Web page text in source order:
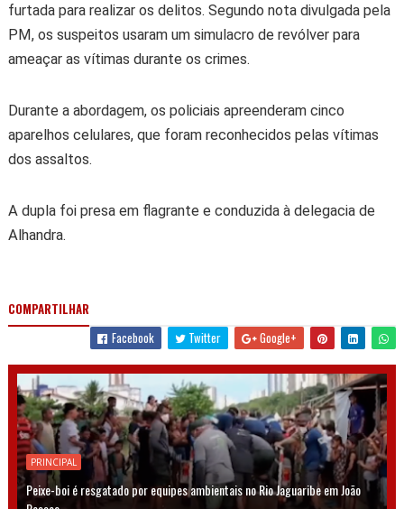
furtada para realizar os delitos. Segundo nota divulgada pela
PM, os suspeitos usaram um simulacro de revólver para
ameaçar as vítimas durante os crimes.
Durante a abordagem, os policiais apreenderam cinco
aparelhos celulares, que foram reconhecidos pelas vítimas
dos assaltos.
A dupla foi presa em flagrante e conduzida à delegacia de
Alhandra.
COMPARTILHAR
Facebook
Twitter Google+
PRINCIPAL
Peixe-boi é resgatado por equipes ambientais no Rio Jaguaribe em João